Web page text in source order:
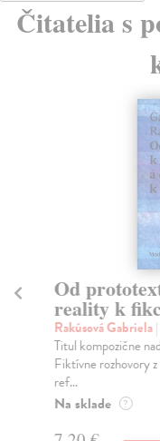
Čitatelia s
Od
reality k
Rakúsová Gabriela
Titul kompozične
Fiktívne rozhovory
ref...
Na sklade ?